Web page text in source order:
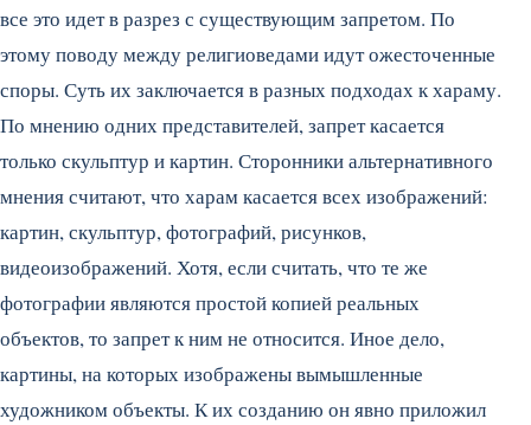
все это идет в разрез с существующим запретом. По
этому поводу между религиоведами идут ожесточенные
споры. Суть их заключается в разных подходах к хараму.
По мнению одних представителей, запрет касается
только скульптур и картин. Сторонники альтернативного
мнения считают, что харам касается всех изображений:
картин, скульптур, фотографий, рисунков,
видеоизображений. Хотя, если считать, что те же
фотографии являются простой копией реальных
объектов, то запрет к ним не относится. Иное дело,
картины, на которых изображены вымышленные
художником объекты. К их созданию он явно приложил